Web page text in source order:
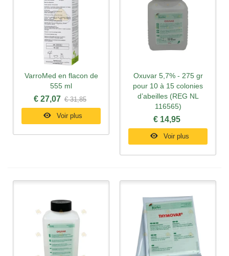
VarroMed en flacon de
555 ml
€ 27,07 € 31,85
Voir plus
Oxuvar 5,7% - 275 gr
pour 10 à 15 colonies
d’abeilles (REG NL
116565)
€ 14,95
Voir plus